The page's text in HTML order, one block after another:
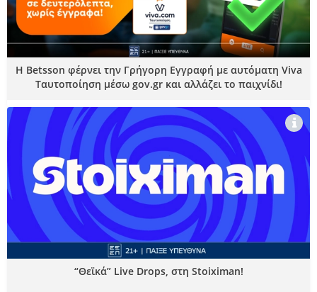
Η Betsson φέρνει την Γρήγορη Εγγραφή με αυτόματη Viva
Ταυτοποίηση μέσω gov.gr και αλλάζει το παιχνίδι!
“Θεϊκά” Live Drops, στη Stoiximan!